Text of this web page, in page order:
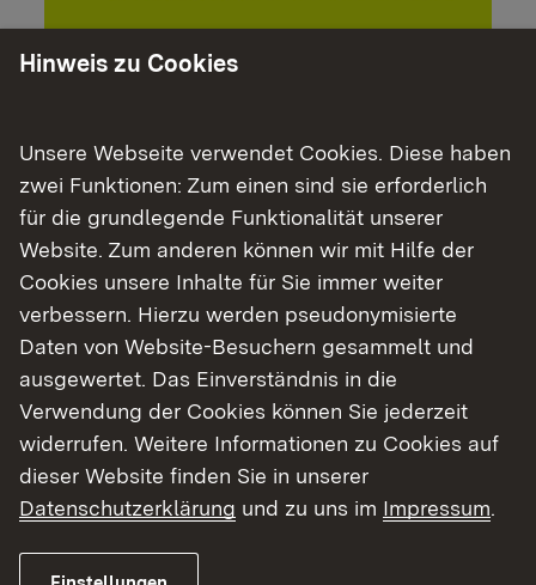
Themenübersicht
Themenübersicht
Soziale Medien
Instagram
Hinweis zu Cookies
Unsere Webseite verwendet Cookies. Diese haben
zwei Funktionen: Zum einen sind sie erforderlich
für die grundlegende Funktionalität unserer
Website. Zum anderen können wir mit Hilfe der
Cookies unsere Inhalte für Sie immer weiter
verbessern. Hierzu werden pseudonymisierte
Daten von Website-Besuchern gesammelt und
ausgewertet. Das Einverständnis in die
Verwendung der Cookies können Sie jederzeit
widerrufen. Weitere Informationen zu Cookies auf
dieser Website finden Sie in unserer
Datenschutzerklärung und zu uns im Impressum.